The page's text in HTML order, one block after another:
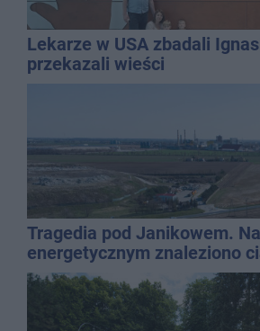
Lekarze w USA zbadali
przekazali wieści
Tragedia pod Janikowem.
energetycznym znaleziono
mężczyzny